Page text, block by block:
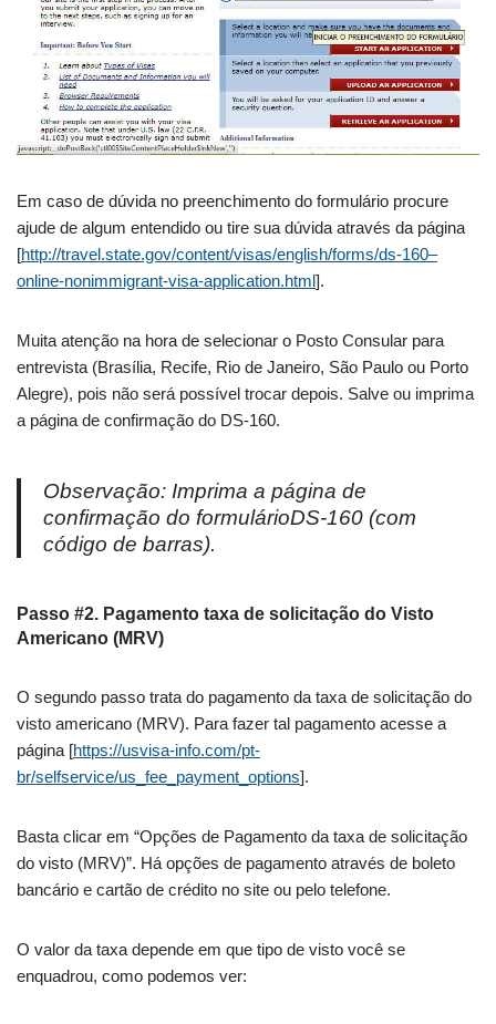
Em caso de dúvida no preenchimento do formulário procure
ajude de algum entendido ou tire sua dúvida através da página
[http://travel.state.gov/content/visas/english/forms/ds-160–
online-nonimmigrant-visa-application.html].
Muita atenção na hora de selecionar o Posto Consular para
entrevista (Brasília, Recife, Rio de Janeiro, São Paulo ou Porto
Alegre), pois não será possível trocar depois. Salve ou imprima
a página de confirmação do DS-160.
Observação: Imprima a página de
confirmação do formulárioDS-160 (com
código de barras).
Passo #2. Pagamento taxa de solicitação do Visto
Americano (MRV)
O segundo passo trata do pagamento da taxa de solicitação do
visto americano (MRV). Para fazer tal pagamento acesse a
página [https://usvisa-info.com/pt-
br/selfservice/us_fee_payment_options].
Basta clicar em “Opções de Pagamento da taxa de solicitação
do visto (MRV)”. Há opções de pagamento através de boleto
bancário e cartão de crédito no site ou pelo telefone.
O valor da taxa depende em que tipo de visto você se
enquadrou, como podemos ver: